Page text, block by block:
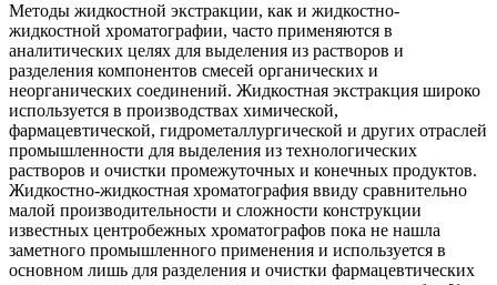
Методы жидкостной экстракции, как и жидкостно-
жидкостной хроматографии, часто применяются в
аналитических целях для выделения из растворов и
разделения компонентов смесей органических и
неорганических соединений. Жидкостная экстракция широко
используется в производствах химической,
фармацевтической, гидрометаллургической и других отраслей
промышленности для выделения из технологических
растворов и очистки промежуточных и конечных продуктов.
Жидкостно-жидкостная хроматография ввиду сравнительно
малой производительности и сложности конструкции
известных центробежных хроматографов пока не нашла
заметного промышленного применения и используется в
основном лишь для разделения и очистки фармацевтических